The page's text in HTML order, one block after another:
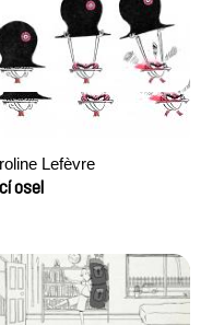
Lefèvre
osel